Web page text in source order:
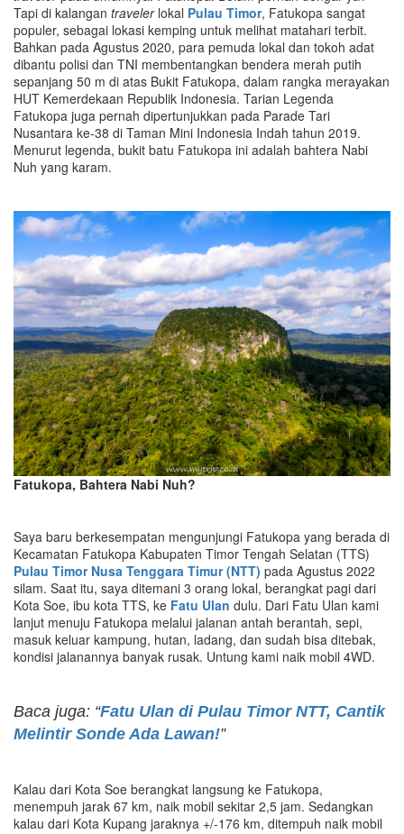
Tapi di kalangan travelerlokal Pulau Timor, Fatukopa sangat
populer, sebagai lokasi kemping untuk melihat matahari terbit.
Bahkan pada Agustus 2020, para pemuda lokal dan tokoh adat
dibantu polisi dan TNI membentangkan bendera merah putih
sepanjang 50 m di atas Bukit Fatukopa, dalam rangka merayakan
HUT Kemerdekaan Republik Indonesia. Tarian Legenda
Fatukopa juga pernah dipertunjukkan pada Parade Tari
Nusantara ke-38 di Taman Mini Indonesia Indah tahun 2019.
Menurut legenda, bukit batu Fatukopa ini adalah bahtera Nabi
Nuh yang karam.
Fatukopa, Bahtera Nabi Nuh?
Saya baru berkesempatan mengunjungi Fatukopa yang berada di
Kecamatan Fatukopa Kabupaten Timor Tengah Selatan (TTS)
Pulau Timor Nusa Tenggara Timur (NTT) pada Agustus 2022
silam. Saat itu, saya ditemani 3 orang lokal, berangkat pagi dari
Kota Soe, ibu kota TTS, ke Fatu Ulan dulu. Dari Fatu Ulan kami
lanjut menuju Fatukopa melalui jalanan antah berantah, sepi,
masuk keluar kampung, hutan, ladang, dan sudah bisa ditebak,
kondisi jalanannya banyak rusak. Untung kami naik mobil 4WD.
Baca juga: “Fatu Ulan di Pulau Timor NTT, Cantik
Melintir Sonde Ada Lawan!”
Kalau dari Kota Soe berangkat langsung ke Fatukopa,
menempuh jarak 67 km, naik mobil sekitar 2,5 jam. Sedangkan
kalau dari Kota Kupang jaraknya +/-176 km, ditempuh naik mobil